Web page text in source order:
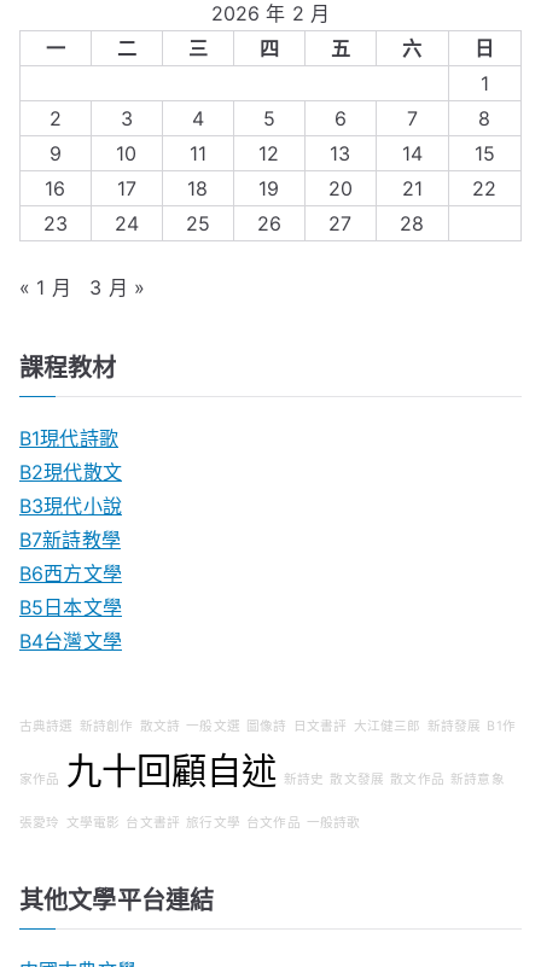
2026 年 2 月
一
二 三 四 五 六
日
1
2
3 4 5 6 7
8
9
10 11 12 13 14
15
16
17 18 19 20 21
22
23
24 25 26 27 28
« 1 月 3 月 »
課程教材
B1現代詩歌
B2現代散文
B3現代小說
B7新詩教學
B6西方文學
B5日本文學
B4台灣文學
古典詩選 新詩創作 散文詩 一般文選 圖像詩 日文書評 大江健三郎 新詩發展 B1作
家作品 九十回顧自述 新詩史 散文發展 散文作品 新詩意象
張愛玲 文學電影 台文書評 旅行文學 台文作品 一般詩歌
其他文學平台連結